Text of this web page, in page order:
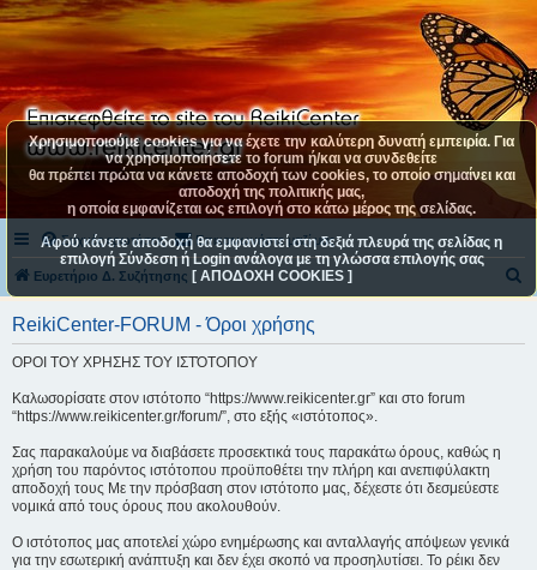
Συχνές ερωτήσεις Επικοινωνήστε μαζί μας
Ευρετήριο Δ. Συζήτησης
ReikiCenter-FORUM - Όροι χρήσης
ΟΡΟΙ ΤΟΥ ΧΡΗΣΗΣ ΤΟΥ ΙΣΤΌΤΟΠΟΥ
Καλωσορίσατε στον ιστότοπο “https://www.reikicenter.gr” και στο forum
“https://www.reikicenter.gr/forum/”, στο εξής «ιστότοπος».
Σας παρακαλούμε να διαβάσετε προσεκτικά τους παρακάτω όρους, καθώς η
χρήση του παρόντος ιστότοπου προϋποθέτει την πλήρη και ανεπιφύλακτη
αποδοχή τους Με την πρόσβαση στον ιστότοπο μας, δέχεστε ότι δεσμεύεστε
νομικά από τους όρους που ακολουθούν.
Ο ιστότοπος μας αποτελεί χώρο ενημέρωσης και ανταλλαγής απόψεων γενικά
για την εσωτερική ανάπτυξη και δεν έχει σκοπό να προσηλυτίσει. To ρέικι δεν
Χρησιμοποιούμε cookies για να έχετε την καλύτερη δυνατή εμπειρία. Για
να χρησιμοποιήσετε το forum ή/και να συνδεθείτε
θα πρέπει πρώτα να κάνετε αποδοχή των cookies, το οποίο σημαίνει και
αποδοχή της πολιτικής μας,
η οποία εμφανίζεται ως επιλογή στο κάτω μέρος της σελίδας.
Αφού κάνετε αποδοχή θα εμφανιστεί στη δεξιά πλευρά της σελίδας η
επιλογή Σύνδεση ή Login ανάλογα με τη γλώσσα επιλογής σας
[ ΑΠΟΔΟΧΗ COOKIES ]